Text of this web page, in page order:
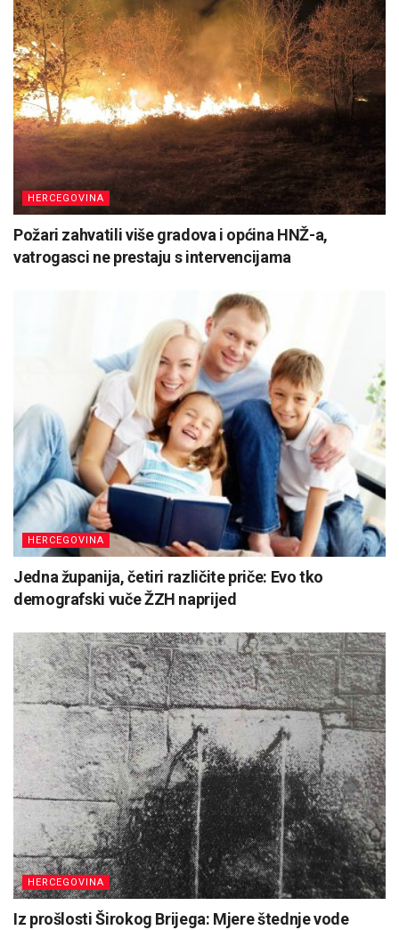
HERCEGOVINA
Požari zahvatili više gradova i općina HNŽ-a,
vatrogasci ne prestaju s intervencijama
HERCEGOVINA
Jedna županija, četiri različite priče: Evo tko
demografski vuče ŽZH naprijed
HERCEGOVINA
Iz prošlosti Širokog Brijega: Mjere štednje vode